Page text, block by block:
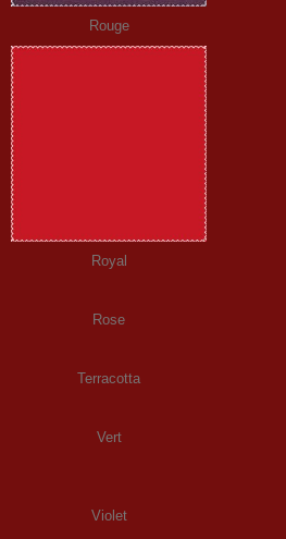
Rouge
Royal
Rose
Terracotta
Vert
Violet